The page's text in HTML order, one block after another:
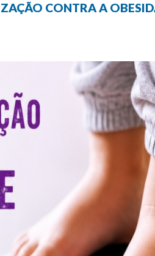
CONTRA A